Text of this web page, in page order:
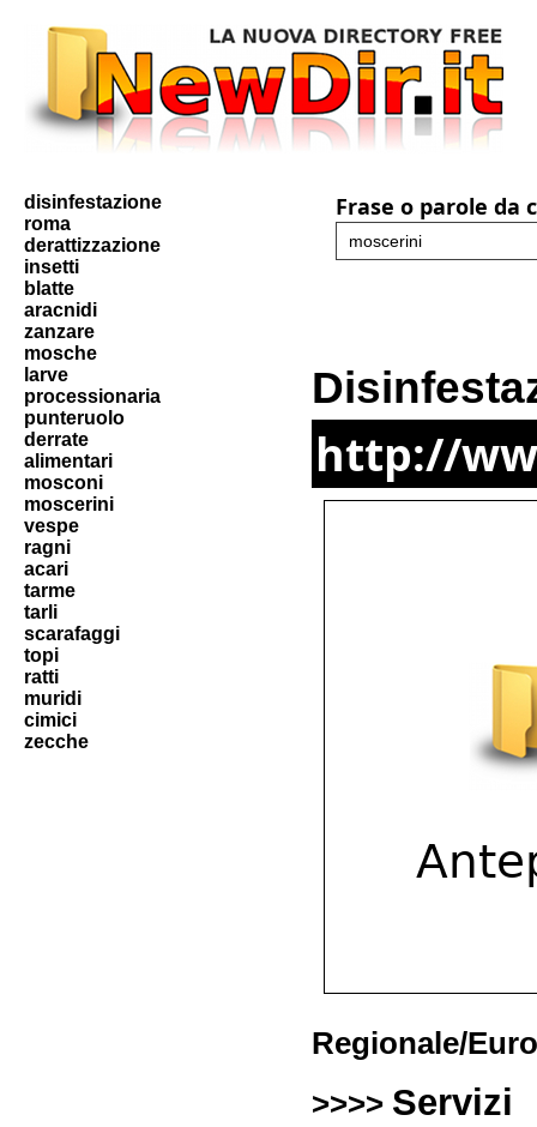
disinfestazione
roma
derattizzazione
insetti
blatte
aracnidi
zanzare
mosche
larve
processionaria
punteruolo
derrate
alimentari
mosconi
moscerini
vespe
ragni
acari
tarme
tarli
scarafaggi
topi
ratti
muridi
cimici
zecche
Frase o parole da
http://
Regionale/
>>>> Servizi